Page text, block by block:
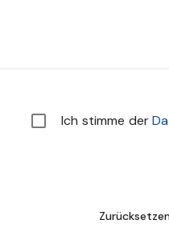
Ich stimme der